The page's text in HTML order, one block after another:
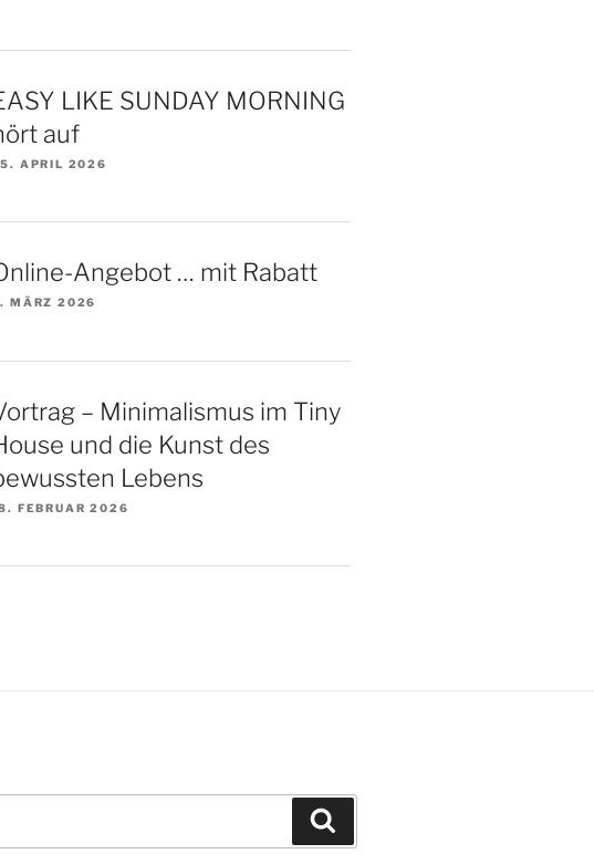
LIKE SUNDAY MORNING
auf
APRIL 2026
Angebot … mit Rabatt
MÄRZ 2026
– Minimalismus im Tiny
und die Kunst des
Lebens
FEBRUAR 2026